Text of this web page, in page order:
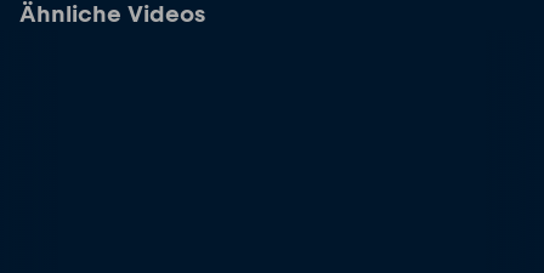
Ähnliche Videos